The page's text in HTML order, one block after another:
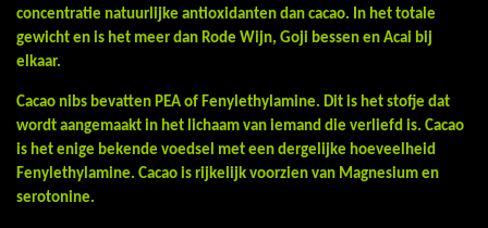
concentratie natuurlijke antioxidanten dan cacao. In het totale
gewicht en is het meer dan Rode Wijn, Goji bessen en Acai bij
elkaar.
Cacao nibs bevatten PEA of Fenylethylamine. Dit is het stofje dat
wordt aangemaakt in het lichaam van iemand die verliefd is. Cacao
is het enige bekende voedsel met een dergelijke hoeveelheid
Fenylethylamine. Cacao is rijkelijk voorzien van Magnesium en
serotonine.